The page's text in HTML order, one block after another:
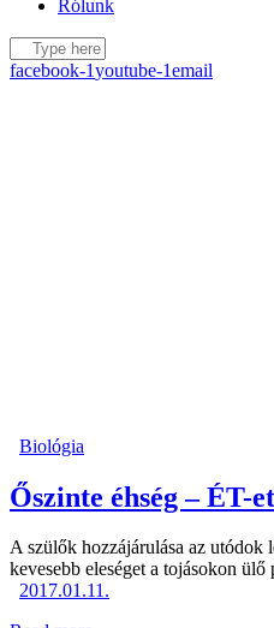
Rólunk
facebook-1youtube-1email
Biológia
Őszinte éhség – ÉT-
A szülők hozzájárulása az utódok
kevesebb eleséget a tojásokon
2017.01.11.